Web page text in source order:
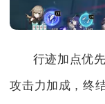
行迹加点优
攻击力加成，终